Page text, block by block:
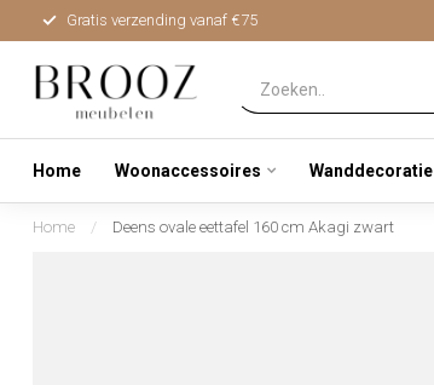
Gratis verzending vanaf €75
Home Woonaccessoires Wanddecoratie
Home / Deens ovale eettafel 160 cm Akagi zwart